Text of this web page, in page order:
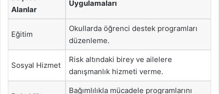
Alanlar
Uygulamaları
Eğitim
Okullarda öğrenci destek programları
düzenleme.
Sosyal Hizmet
Risk altındaki birey ve ailelere
danışmanlık hizmeti verme.
Bağımlılıkla mücadele programlarını